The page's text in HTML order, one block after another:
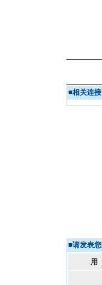
■相关连接
■请发表